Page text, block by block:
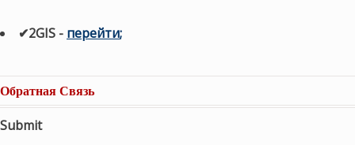
✔2GIS - перейти;
Обратная Связь
Submit